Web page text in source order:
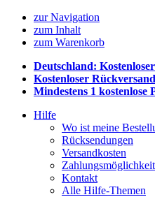
zur Navigation
zum Inhalt
zum Warenkorb
Deutschland:
Kostenloser Rückversand
Mindestens 1 kostenlose
Hilfe
Wo ist meine
Rücksendungen
Versandkosten
Kontakt
Alle Hilfe-Themen